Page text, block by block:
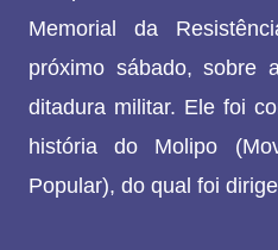
Memorial da
próximo sábado, sobre
ditadura militar. Ele foi
história do Molipo
Popular), do qual foi